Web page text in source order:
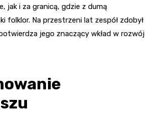
jak i za granicą, gdzie z dumą
folklor. Na przestrzeni lat zespół zdobył
jego znaczący wkład w rozwój